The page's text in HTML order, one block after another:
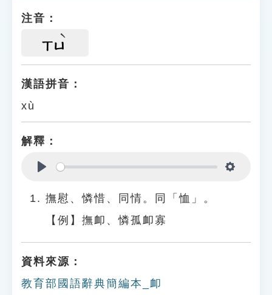
注音：
ㄒㄩ
漢語拼音：
xù
解釋：
撫慰、憐惜、同情。同「恤」。
【例】撫卹、憐孤卹寡
資料來源：
教育部國語辭典簡編本_卹